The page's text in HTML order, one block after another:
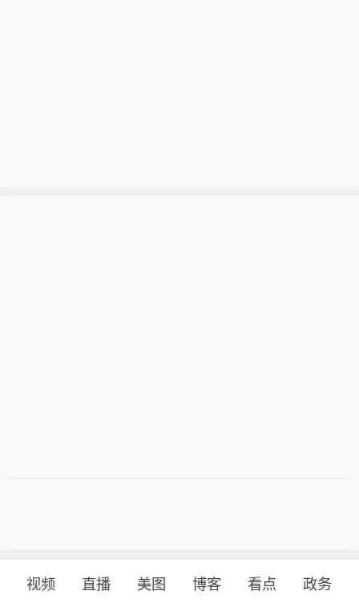
视频 直播 美图 博客 看点
政务